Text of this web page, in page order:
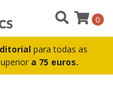
para todas as
a 75 euros.
0